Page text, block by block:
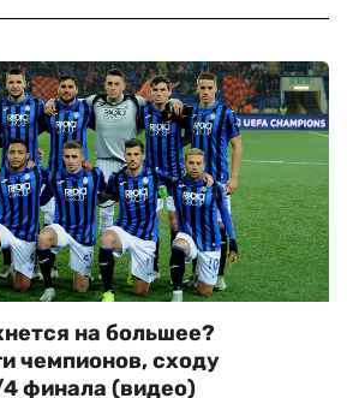
на большее?
чемпионов, сходу
финала (видео)